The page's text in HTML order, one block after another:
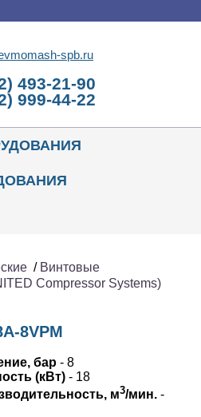
spb.ru
493-21-90
999-44-22
/ Винтовые
Compressor Systems)
8VPM
бар - 8
(кВт) - 18
м3/мин. -